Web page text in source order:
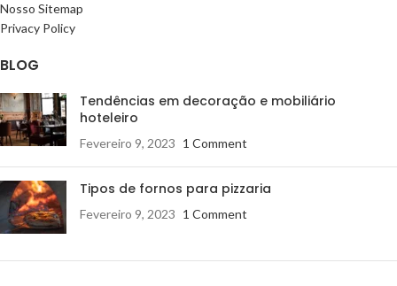
Nosso Sitemap
Privacy Policy
BLOG
Tendências em decoração e mobiliário
hoteleiro
Fevereiro 9, 2023 1 Comment
Tipos de fornos para pizzaria
Fevereiro 9, 2023 1 Comment